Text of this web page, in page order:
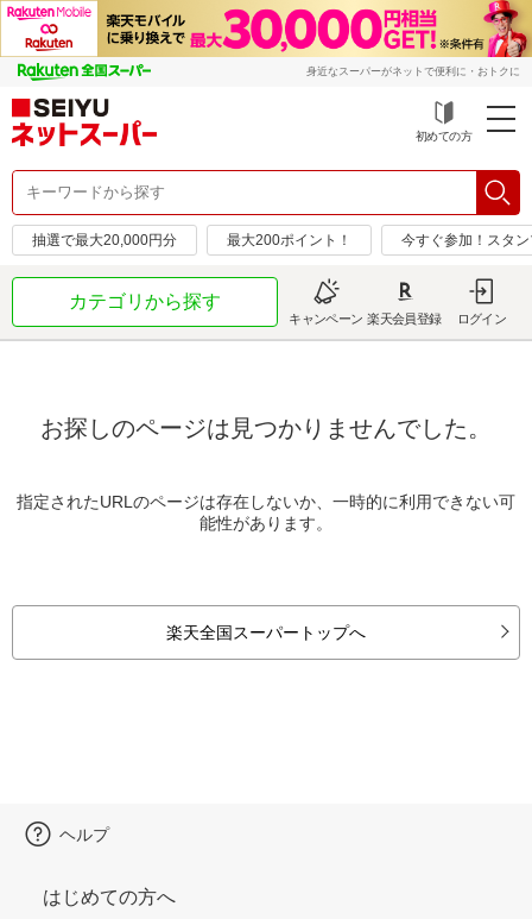
身近なスーパーがネットで便利に・おトクに
初めての方
抽選で最大20,000円分 最大200ポイント！ 今すぐ参加！スタ
カテゴリから探す
キャンペーン 楽天会員登録 ログイン
お探しのページは見つかりませんでした。
指定されたURLのページは存在しないか、一時的に利用できない可
能性があります。
楽天全国スーパートップへ
ヘルプ
はじめての方へ